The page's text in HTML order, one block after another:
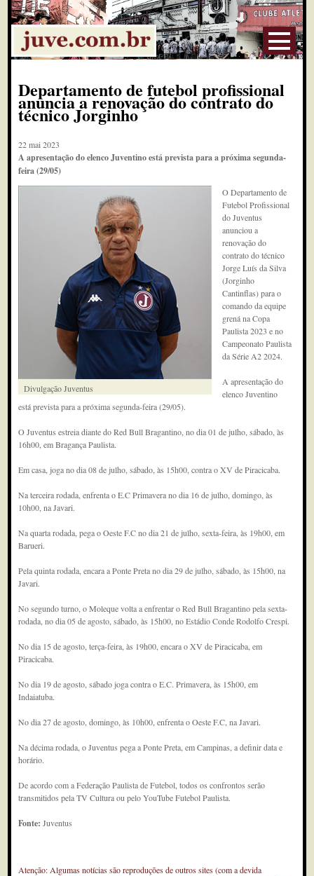
Departamento de futebol profissional
anuncia a renovação do contrato do
técnico Jorginho
22 mai 2023
A apresentação do elenco Juventino está prevista para a próxima segunda-
feira (29/05)
Divulgação Juventus
O Departamento de
Futebol Profissional
do Juventus
anunciou a
renovação do
contrato do técnico
Jorge Luís da Silva
(Jorginho
Cantinflas) para o
comando da equipe
grená na Copa
Paulista 2023 e no
Campeonato Paulista
da Série A2 2024.
A apresentação do
elenco Juventino
está prevista para a próxima segunda-feira (29/05).
O Juventus estreia diante do Red Bull Bragantino, no dia 01 de julho, sábado, às
16h00, em Bragança Paulista.
Em casa, joga no dia 08 de julho, sábado, às 15h00, contra o XV de Piracicaba.
Na terceira rodada, enfrenta o E.C Primavera no dia 16 de julho, domingo, às
10h00, na Javari.
Na quarta rodada, pega o Oeste F.C no dia 21 de julho, sexta-feira, às 19h00, em
Barueri.
Pela quinta rodada, encara a Ponte Preta no dia 29 de julho, sábado, às 15h00, na
Javari.
No segundo turno, o Moleque volta a enfrentar o Red Bull Bragantino pela sexta-
rodada, no dia 05 de agosto, sábado, às 15h00, no Estádio Conde Rodolfo Crespi.
No dia 15 de agosto, terça-feira, às 19h00, encara o XV de Piracicaba, em
Piracicaba.
No dia 19 de agosto, sábado joga contra o E.C. Primavera, às 15h00, em
Indaiatuba.
No dia 27 de agosto, domingo, às 10h00, enfrenta o Oeste F.C, na Javari.
Na décima rodada, o Juventus pega a Ponte Preta, em Campinas, a definir data e
horário.
De acordo com a Federação Paulista de Futebol, todos os confrontos serão
transmitidos pela TV Cultura ou pelo YouTube Futebol Paulista.
Fonte:Juventus
Atenção: Algumas notícias são reproduções de outros sites (com a devida